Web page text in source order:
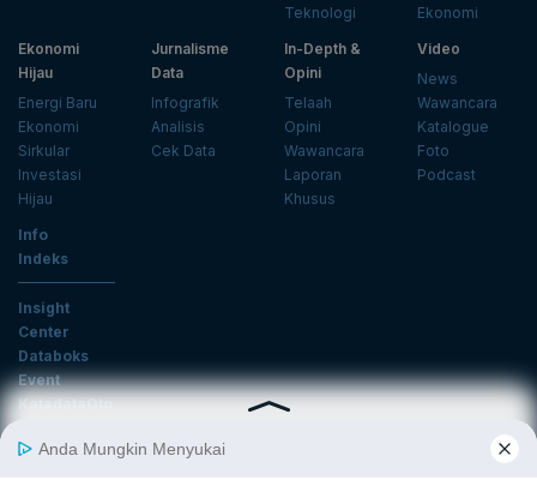
Teknologi
Ekonomi
Ekonomi
Hijau
Energi Baru
Ekonomi
Sirkular
Investasi
Hijau
Jurnalisme
Data
Infografik
Analisis
Cek Data
In-Depth &
Opini
Telaah
Opini
Wawancara
Laporan
Khusus
Video
News
Wawancara
Katalogue
Foto
Podcast
Info
Indeks
Insight
Center
Databoks
Event
KatadataOto